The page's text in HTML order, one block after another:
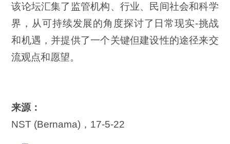
该论坛汇集了监管机构、行业、民间社会和科学
界，从可持续发展的角度探讨了日常现实-挑战
和机遇，并提供了一个关键但建设性的途径来交
流观点和愿望。
来源：
NST (Bernama)，17-5-22